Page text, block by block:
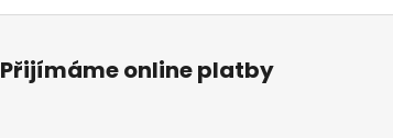
Přijímáme online platby